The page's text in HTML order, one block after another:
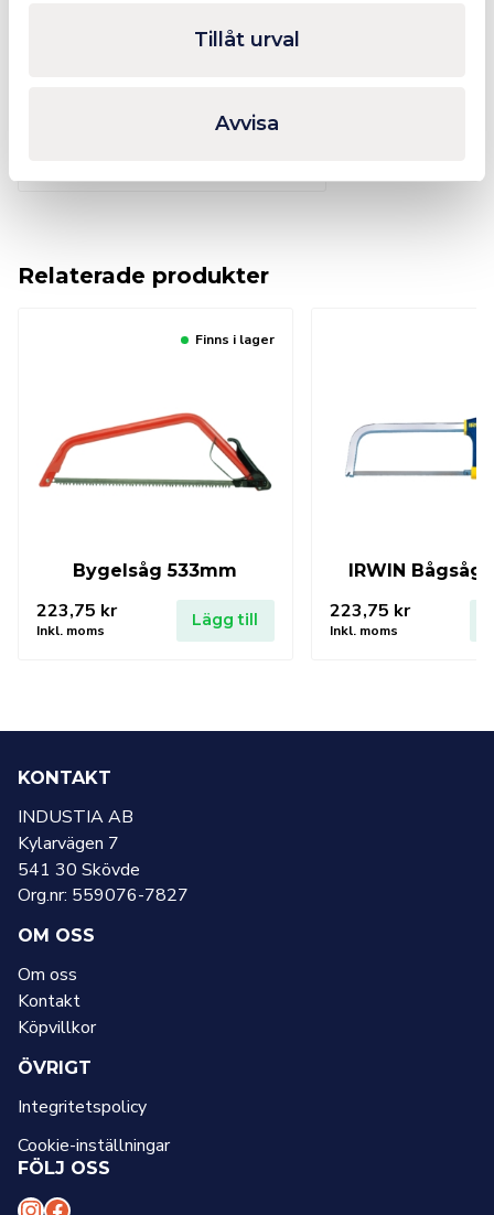
Tillåt urval
Avvisa
Relaterade produkter
Finns i lager
Bygelsåg 533mm
223,75 kr
Inkl. moms
Lägg till
IRWIN Bågsåg
223,75 kr
Inkl. moms
KONTAKT
INDUSTIA AB
Kylarvägen 7
541 30 Skövde
Org.nr: 559076-7827
OM OSS
Om oss
Kontakt
Köpvillkor
ÖVRIGT
Integritetspolicy
Cookie-inställningar
FÖLJ OSS